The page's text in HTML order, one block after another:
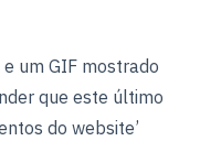
um GIF mostrado
que este último
do website’